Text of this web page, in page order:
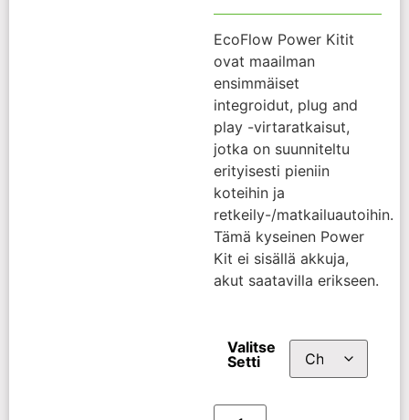
EcoFlow Power Kitit
ovat maailman
ensimmäiset
integroidut, plug and
play -virtaratkaisut,
jotka on suunniteltu
erityisesti pieniin
koteihin ja
retkeily-/matkailuautoihin.
Tämä kyseinen Power
Kit ei sisällä akkuja,
akut saatavilla erikseen.
Valitse
Setti